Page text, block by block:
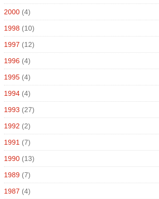
2000 (4)
1998 (10)
1997 (12)
1996 (4)
1995 (4)
1994 (4)
1993 (27)
1992 (2)
1991 (7)
1990 (13)
1989 (7)
1987 (4)